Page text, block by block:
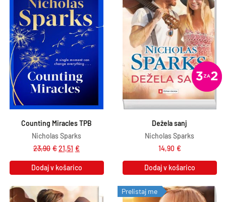
Counting Miracles TPB
Nicholas Sparks
23,90 €21,51 €
Dodaj v košarico
Dežela sanj
Nicholas Sparks
14,90 €
Dodaj v košarico
Prelistaj me